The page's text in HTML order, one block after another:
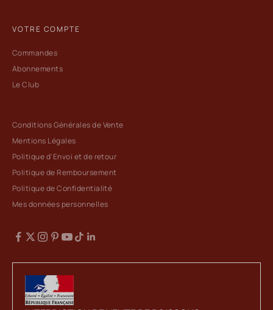
VOTRE COMPTE
Commandes
Abonnements
Le Club
Conditions Générales de Vente
Mentions Légales
Politique d'Envoi et de retour
Politique de Remboursement
Politique de Confidentialité
Mes données personnelles